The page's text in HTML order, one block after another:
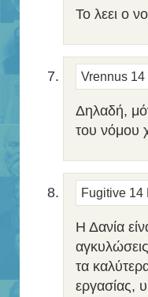
Το λεει ο
Vrennus 14
Δηλαδή,
του νόμου
Fugitive 14
Η Δανία
τα
εργασίας,